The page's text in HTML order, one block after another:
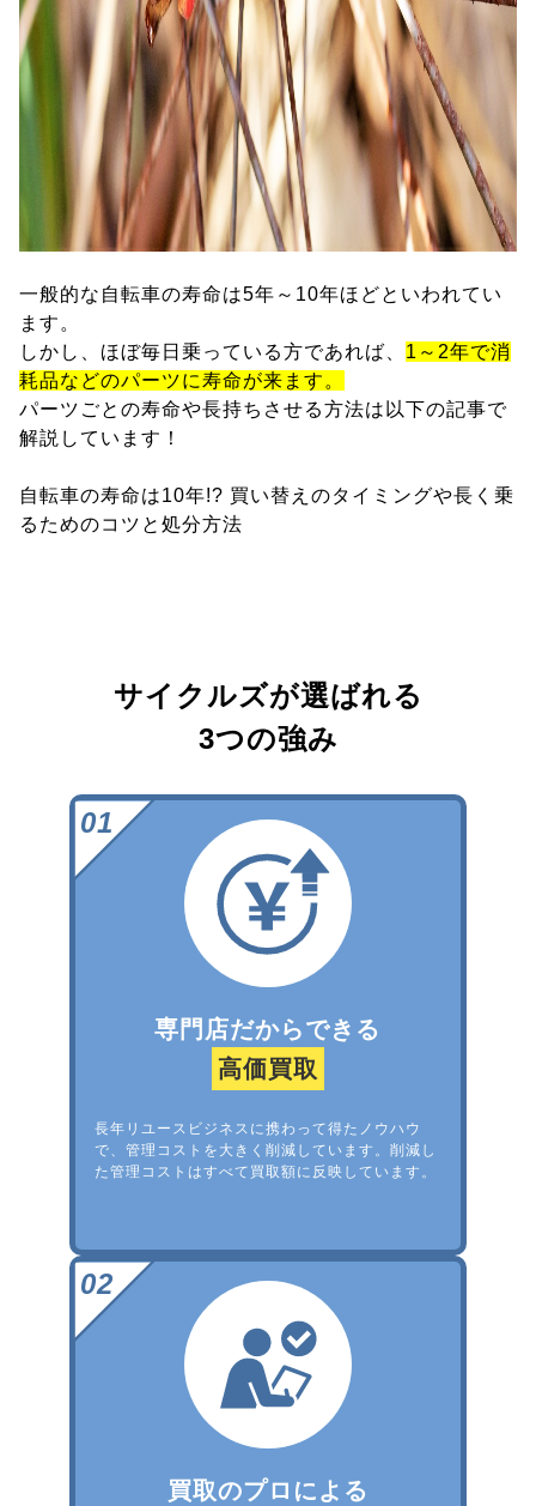
一般的な自転車の寿命は5年～10年ほどといわれてい
ます。
しかし、ほぼ毎日乗っている方であれば、 1～2年で消
耗品などのパーツに寿命が来ます。
パーツごとの寿命や長持ちさせる方法は以下の記事で
解説しています！
自転車の寿命は10年!? 買い替えのタイミングや長く乗
るためのコツと処分方法
サイクルズが選ばれる
3つの強み
専門店だからできる
高価買取
長年リユースビジネスに携わって得たノウハウ
で、管理コストを大きく削減しています。削減し
た管理コストはすべて買取額に反映しています。
買取のプロによる